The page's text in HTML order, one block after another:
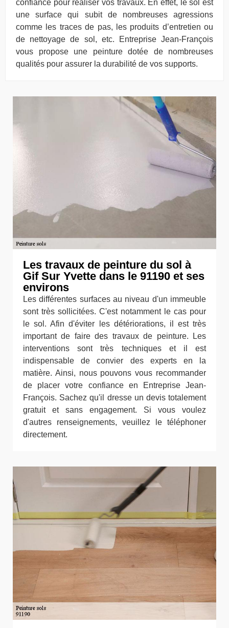
confiance pour réaliser vos travaux. En effet, le sol est
une surface qui subit de nombreuses agressions
comme les traces de pas, les produits d’entretien ou
de nettoyage de sol, etc. Entreprise Jean-François
vous propose une peinture dotée de nombreuses
qualités pour assurer la durabilité de vos supports.
Les travaux de peinture du sol à
Gif Sur Yvette dans le 91190 et ses
environs
Les différentes surfaces au niveau d'un immeuble
sont très sollicitées. C'est notamment le cas pour
le sol. Afin d'éviter les détériorations, il est très
important de faire des travaux de peinture. Les
interventions sont très techniques et il est
indispensable de convier des experts en la
matière. Ainsi, nous pouvons vous recommander
de placer votre confiance en Entreprise Jean-
François. Sachez qu'il dresse un devis totalement
gratuit et sans engagement. Si vous voulez
d'autres renseignements, veuillez le téléphoner
directement.